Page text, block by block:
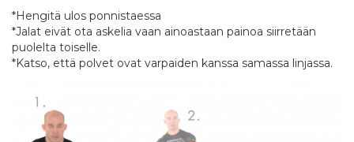
*Hengitä ulos ponnistaessa
*Jalat eivät ota askelia vaan ainoastaan painoa siirretään
puolelta toiselle.
*Katso, että polvet ovat varpaiden kanssa samassa linjassa.